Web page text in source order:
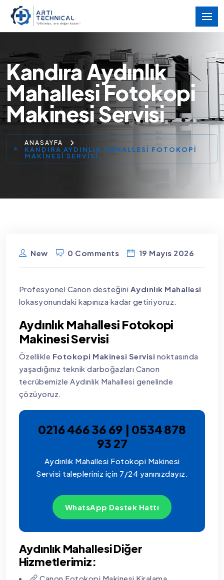
Kandıra Aydınlık
Mahallesi Fotokopi
Makinesi Servisi
ANASAYFA
KANDIRA AYDINLIK MAHALLESI FOTOKOPI
MAKINESI SERVISI
New 0 Comments 19 Mayıs 2026
Profesyonel Canon desteğini Aydınlık Mahallesi
lokasyonundaki kapınıza kadar getiriyoruz.
Aydınlık Mahallesi Fotokopi
Makinesi Servisi
Özellikle Fotokopi Makinesi Servisi noktasında
yaşadığınız teknik darboğazları Canon
tecrübemizle Aydınlık Mahallesi genelinde
çözüyoruz.
0216 466 36 69 | 0534 878
93 27
Aydınlık Mahallesi Fotokopi Makinesi
Servisi talepleriniz için 7/24 yanınızdayız.
WhatsApp Destek Hattı
Aydınlık Mahallesi Diğer
Hizmetlerimiz: